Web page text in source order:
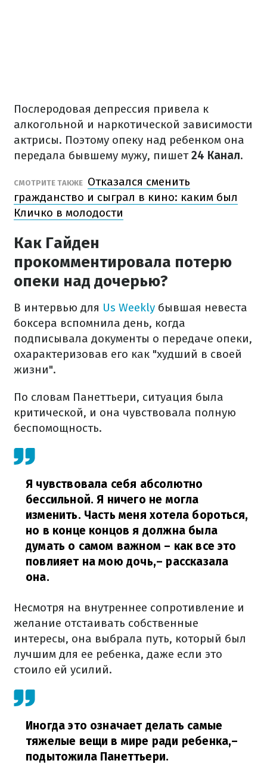
Послеродовая депрессия привела к
алкогольной и наркотической зависимости
актрисы. Поэтому опеку над ребенком она
передала бывшему мужу, пишет24 Канал.
СМОТРИТЕ ТАКЖЕ Отказался сменить
гражданство и сыграл в кино: каким был
Кличко в молодости
Как Гайден
прокомментировала потерю
опеки над дочерью?
В интервью для Us Weekly бывшая невеста
боксера вспомнила день, когда
подписывала документы о передаче опеки,
охарактеризовав его как "худший в своей
жизни".
По словам Панеттьери, ситуация была
критической, и она чувствовала полную
беспомощность.
Я чувствовала себя абсолютно
бессильной. Я ничего не могла
изменить. Часть меня хотела бороться,
но в конце концов я должна была
думать о самом важном – как все это
повлияет на мою дочь,– рассказала
она.
Несмотря на внутреннее сопротивление и
желание отстаивать собственные
интересы, она выбрала путь, который был
лучшим для ее ребенка, даже если это
стоило ей усилий.
Иногда это означает делать самые
тяжелые вещи в мире ради ребенка,–
подытожила Панеттьери.